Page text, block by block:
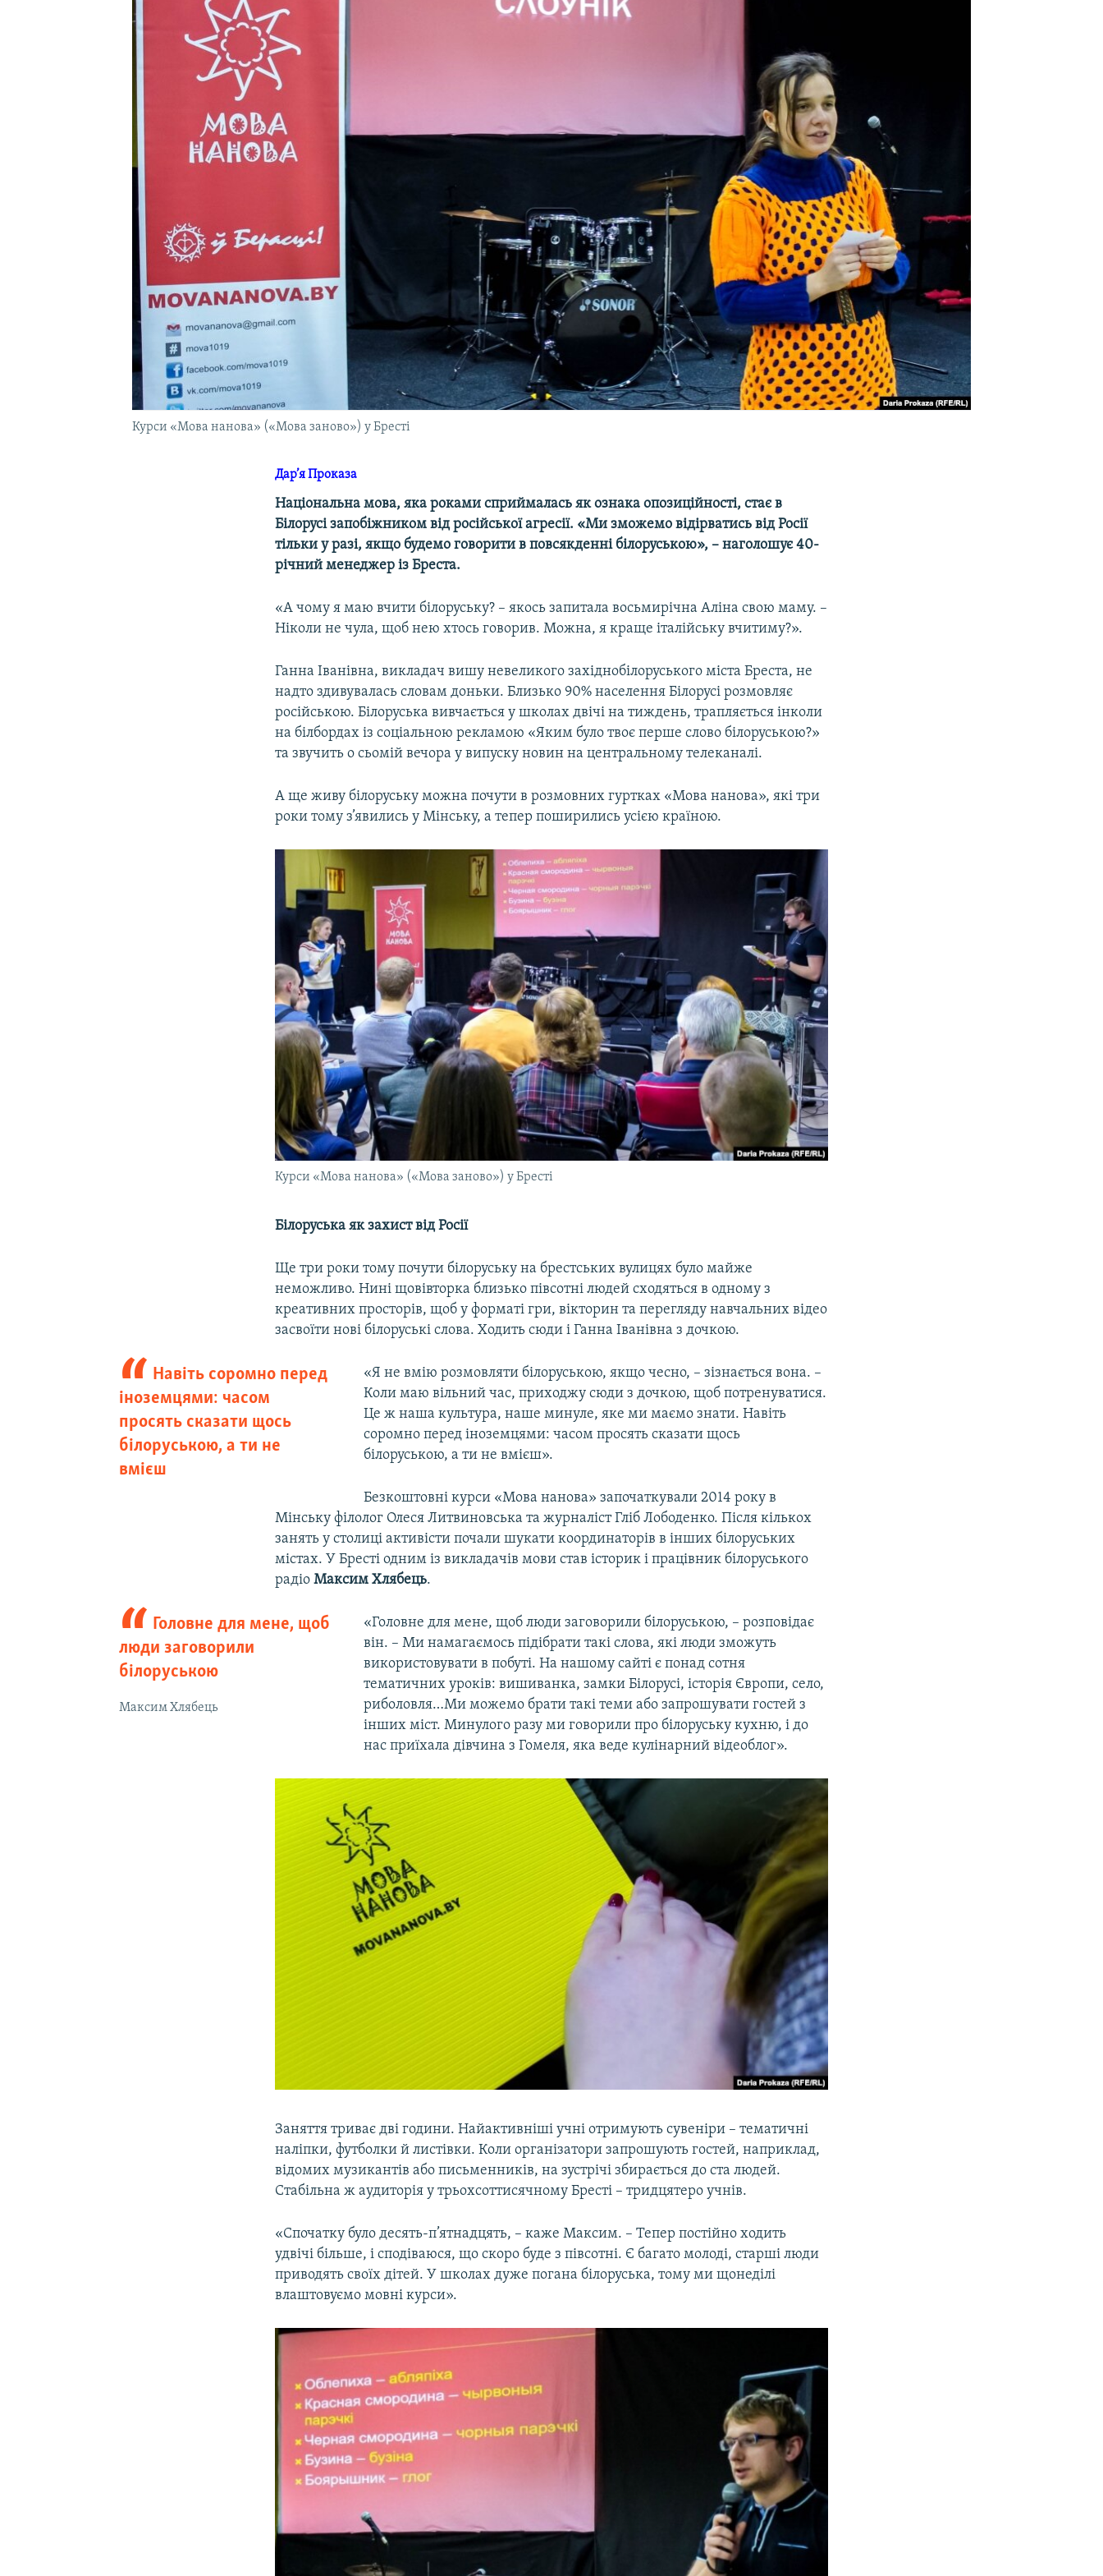
Курси «Мова нанова» («Мова заново») у Бресті
Дар’я Проказа
Національна мова, яка роками сприймалась як ознака опозиційності, стає в
Білорусі запобіжником від російської агресії. «Ми зможемо відірватись від Росії
тільки у разі, якщо будемо говорити в повсякденні білоруською», – наголошує 40-
річний менеджер із Бреста​.
«А чому я маю вчити білоруську? – якось запитала восьмирічна Аліна свою маму. –
Ніколи не чула, щоб нею хтось говорив. Можна, я краще італійську вчитиму?».
Ганна Іванівна, викладач вишу невеликого західнобілоруського міста Бреста, не
надто здивувалась словам доньки. Близько 90% населення Білорусі розмовляє
російською. Білоруська вивчається у школах двічі на тиждень, трапляється інколи
на білбордах із соціальною рекламою «Яким було твоє перше слово білоруською?»
та звучить о сьомій вечора у випуску новин на центральному телеканалі.
А ще живу білоруську можна почути в розмовних гуртках «Мова нанова», які три
роки тому з’явились у Мінську, а тепер поширились усією країною.
Курси «Мова нанова» («Мова заново») у Бресті
Білоруська як захист від Росії
Ще три роки тому почути білоруську на брестських вулицях було майже
неможливо. Нині щовівторка близько півсотні людей сходяться в одному з
креативних просторів, щоб у форматі гри, вікторин та перегляду навчальних відео
засвоїти нові білоруські слова. Ходить сюди і Ганна Іванівна з дочкою.
Навіть соромно перед
іноземцями: часом
просять сказати щось
білоруською, а ти не
вмієш
«Я не вмію розмовляти білоруською, якщо чесно, – зізнається вона. –
Коли маю вільний час, приходжу сюди з дочкою, щоб потренуватися.
Це ж наша культура, наше минуле, яке ми маємо знати. Навіть
соромно перед іноземцями: часом просять сказати щось
білоруською, а ти не вмієш».
Безкоштовні курси «Мова нанова» започаткували 2014 року в
Мінську філолог Олеся Литвиновська та журналіст Гліб Лободенко. Після кількох
занять у столиці активісти почали шукати координаторів в інших білоруських
містах. У Бресті одним із викладачів мови став історик і працівник білоруського
радіоМаксим Хлябець.
Головне для мене, щоб
люди заговорили
білоруською
Максим Хлябець
«Головне для мене, щоб люди заговорили білоруською, – розповідає
він. – Ми намагаємось підібрати такі слова, які люди зможуть
використовувати в побуті. На нашому сайті є понад сотня
тематичних уроків: вишиванка, замки Білорусі, історія Європи, село,
риболовля…Ми можемо брати такі теми або запрошувати гостей з
інших міст. Минулого разу ми говорили про білоруську кухню, і до
нас приїхала дівчина з Гомеля, яка веде кулінарний відеоблог».
Заняття триває дві години. Найактивніші учні отримують сувеніри – тематичні
наліпки, футболки й листівки. Коли організатори запрошують гостей, наприклад,
відомих музикантів або письменників, на зустрічі збирається до ста людей.
Стабільна ж аудиторія у трьохсоттисячному Бресті – тридцятеро учнів.
«Спочатку було десять-п’ятнадцять, – каже Максим. – Тепер постійно ходить
удвічі більше, і сподіваюся, що скоро буде з півсотні. Є багато молоді, старші люди
приводять своїх дітей. У школах дуже погана білоруська, тому ми щонеділі
влаштовуємо мовні курси».